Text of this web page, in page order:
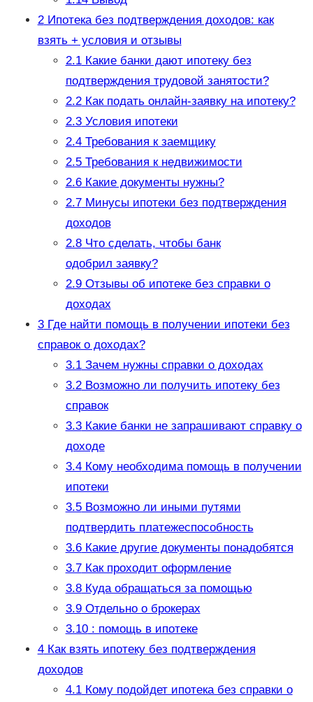
2Ипотека без подтверждения доходов: как
взять + условия и отзывы
2.1Какие банки дают ипотеку без
подтверждения трудовой занятости?
2.2Как подать онлайн-заявку на ипотеку?
2.3Условия ипотеки
2.4Требования к заемщику
2.5Требования к недвижимости
2.6Какие документы нужны?
2.7Минусы ипотеки без подтверждения
доходов
2.8Что сделать, чтобы банк
одобрил заявку?
2.9Отзывы об ипотеке без справки о
доходах
3Где найти помощь в получении ипотеки без
справок о доходах?
3.1Зачем нужны справки о доходах
3.2Возможно ли получить ипотеку без
справок
3.3Какие банки не запрашивают справку о
доходе
3.4Кому необходима помощь в получении
ипотеки
3.5Возможно ли иными путями
подтвердить платежеспособность
3.6Какие другие документы понадобятся
3.7Как проходит оформление
3.8Куда обращаться за помощью
3.9Отдельно о брокерах
3.10: помощь в ипотеке
4Как взять ипотеку без подтверждения
доходов
4.1Кому подойдет ипотека без справки о